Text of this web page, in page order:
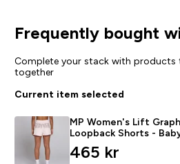
Frequently bought
Complete your stack with
together
Current item selected
MP Women's Lift
Loopback Shorts -
465 kr‎